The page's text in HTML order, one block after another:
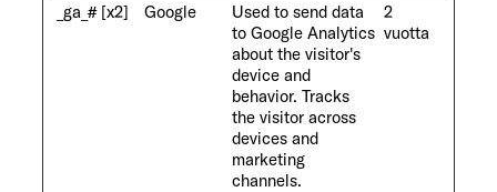
_ga_# [x2] Google
Used to send data
to Google Analytics
about the visitor's
device and
behavior. Tracks
the visitor across
devices and
marketing
channels.
2
vuotta